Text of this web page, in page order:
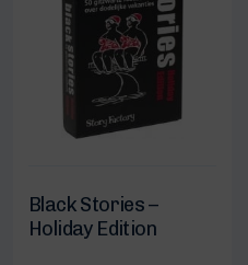
Black Stories –
Holiday Edition